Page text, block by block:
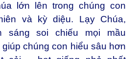
lớn lên trong chúng con
và kỳ diệu. Lạy Chúa,
sáng soi chiếu mọi mầu
chúng con hiểu sâu hơn